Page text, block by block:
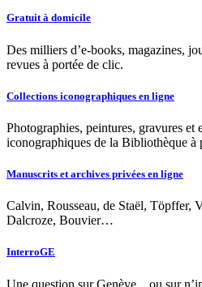
Gratuit à domicile
Des milliers d’e-books, magazines,
revues à portée de clic.
Collections iconographiques en ligne
Photographies, peintures, gravures et
iconographiques de la Bibliothèque à
Manuscrits et archives privées en ligne
Calvin, Rousseau, de Staël, Töpffer,
Dalcroze, Bouvier…
InterroGE
Une question sur Genève... ou sur